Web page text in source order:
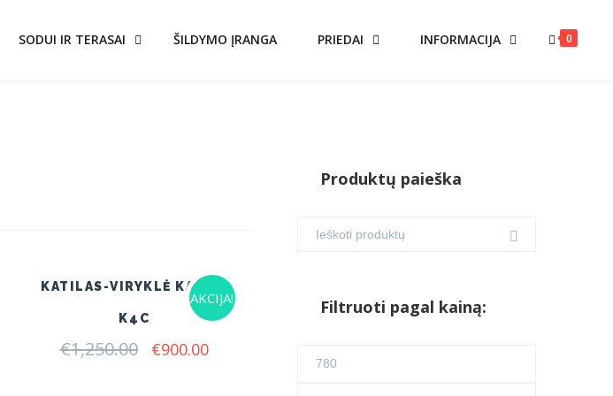
0
SODUI IR TERASAI ŠILDYMO ĮRANGA PRIEDAI INFORMACIJA
AKCIJA!
KATILAS-VIRYKLĖ KALVIS
K4C
€1,250.00 Original
€900.00Current
Produktų paieška
Filtruoti pagal kainą: